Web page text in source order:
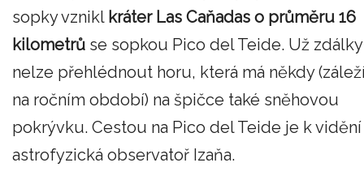
sopky vznikl kráter Las Caňadas o průměru 16
kilometrů se sopkou Pico del Teide. Už zdálky
nelze přehlédnout horu, která má někdy
na ročním období) na špičce také sněhovou
pokrývku. Cestou na Pico del Teide je k vidění
astrofyzická observatoř Izaňa.